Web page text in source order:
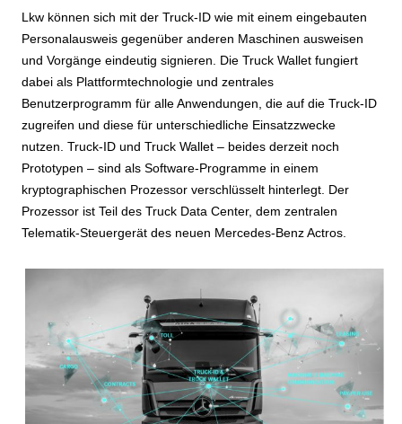
Lkw können sich mit der Truck-ID wie mit einem eingebauten
Personalausweis gegenüber anderen Maschinen ausweisen
und Vorgänge eindeutig signieren. Die Truck Wallet fungiert
dabei als Plattformtechnologie und zentrales
Benutzerprogramm für alle Anwendungen, die auf die Truck-ID
zugreifen und diese für unterschiedliche Einsatzzwecke
nutzen. Truck-ID und Truck Wallet – beides derzeit noch
Prototypen – sind als Software-Programme in einem
kryptographischen Prozessor verschlüsselt hinterlegt. Der
Prozessor ist Teil des Truck Data Center, dem zentralen
Telematik-Steuergerät des neuen Mercedes-Benz Actros.